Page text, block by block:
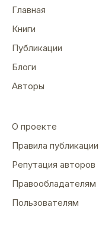
Главная
Книги
Публикации
Блоги
Авторы
О проекте
Правила публикации
Репутация авторов
Правообладателям
Пользователям